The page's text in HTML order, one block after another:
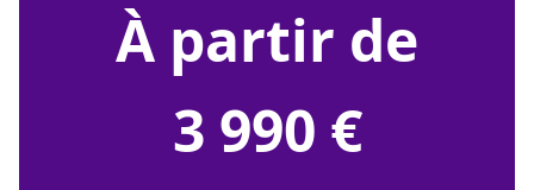
À partir de
3 990 €